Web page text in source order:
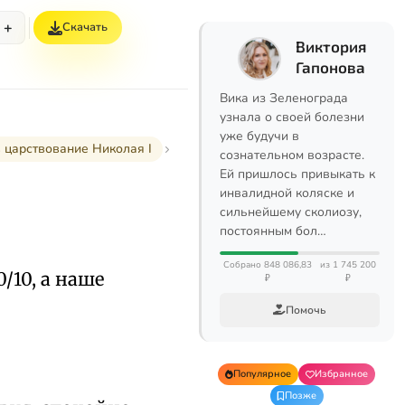
+ Скачать
Николая I
10, а наше
Виктория
Гапонова
Вика из Зеленограда
узнала о своей болезни
уже будучи в
сознательном возрасте.
Ей пришлось привыкать к
инвалидной коляске и
сильнейшему сколиозу,
постоянным бол…
Собрано 848 086,83
₽
из 1 745 200
₽
Помочь
Популярное
Избранное
Позже